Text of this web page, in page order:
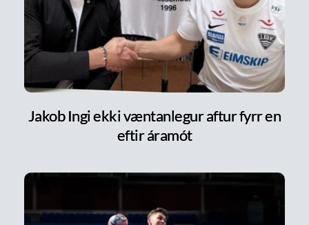
Jakob Ingi ekki væntanlegur aftur fyrr en
eftir áramót